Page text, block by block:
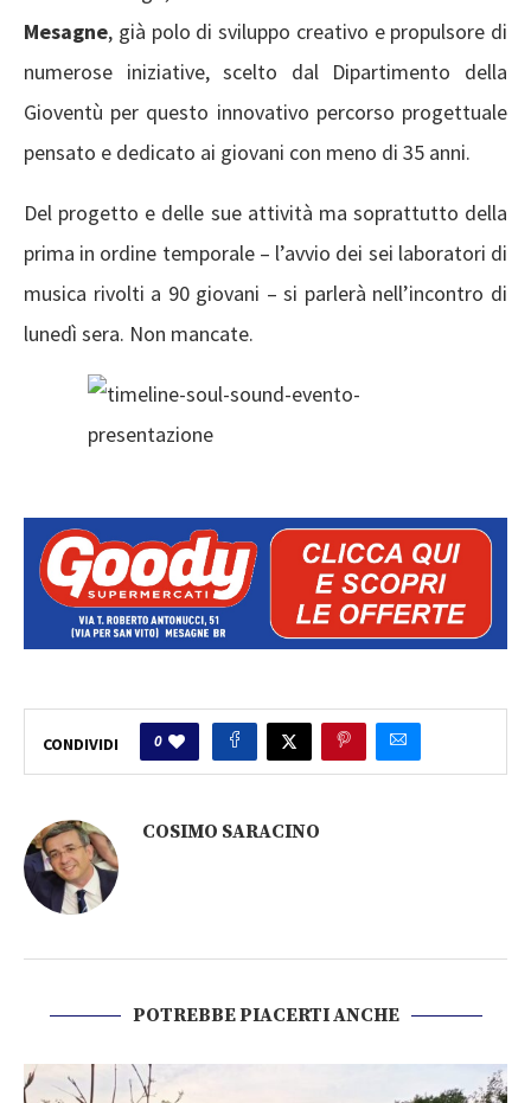
Mesagne, già polo di sviluppo creativo e propulsore di
numerose iniziative, scelto dal Dipartimento della
Gioventù per questo innovativo percorso progettuale
pensato e dedicato ai giovani con meno di 35 anni.
Del progetto e delle sue attività ma soprattutto della
prima in ordine temporale – l’avvio dei sei laboratori di
musica rivolti a 90 giovani – si parlerà nell’incontro di
lunedì sera. Non mancate.
CONDIVIDI 0
COSIMO SARACINO
POTREBBE PIACERTI ANCHE